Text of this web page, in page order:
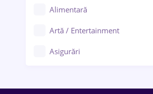
Alimentară
Artă / Entertainment
Asigurări